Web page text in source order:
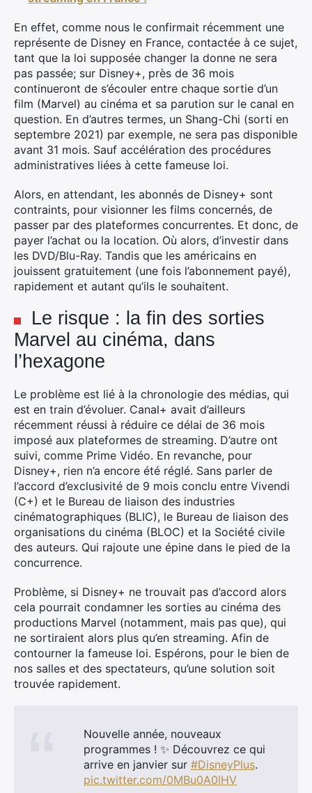
En effet, comme nous le confirmait récemment une
représente de Disney en France, contactée à ce sujet,
tant que la loi supposée changer la donne ne sera
pas passée; sur Disney+, près de 36 mois
continueront de s’écouler entre chaque sortie d’un
film (Marvel) au cinéma et sa parution sur le canal en
question. En d’autres termes, un Shang-Chi (sorti en
septembre 2021) par exemple, ne sera pas disponible
avant 31 mois. Sauf accélération des procédures
administratives liées à cette fameuse loi.
Alors, en attendant, les abonnés de Disney+ sont
contraints, pour visionner les films concernés, de
passer par des plateformes concurrentes. Et donc, de
payer l’achat ou la location. Où alors, d’investir dans
les DVD/Blu-Ray. Tandis que les américains en
jouissent gratuitement (une fois l’abonnement payé),
rapidement et autant qu’ils le souhaitent.
Le risque : la fin des sorties
Marvel au cinéma, dans
l’hexagone
Le problème est lié à la chronologie des médias, qui
est en train d’évoluer. Canal+ avait d’ailleurs
récemment réussi à réduire ce délai de 36 mois
imposé aux plateformes de streaming. D’autre ont
suivi, comme Prime Vidéo. En revanche, pour
Disney+, rien n’a encore été réglé. Sans parler de
l’accord d’exclusivité de 9 mois conclu entre Vivendi
(C+) et le Bureau de liaison des industries
cinématographiques (BLIC), le Bureau de liaison des
organisations du cinéma (BLOC) et la Société civile
des auteurs. Qui rajoute une épine dans le pied de la
concurrence.
Problème, si Disney+ ne trouvait pas d’accord alors
cela pourrait condamner les sorties au cinéma des
productions Marvel (notamment, mais pas que), qui
ne sortiraient alors plus qu’en streaming. Afin de
contourner la fameuse loi. Espérons, pour le bien de
nos salles et des spectateurs, qu’une solution soit
trouvée rapidement.
Nouvelle année, nouveaux
programmes ! ✨ Découvrez ce qui
arrive en janvier sur #DisneyPlus.
pic.twitter.com/0MBu0A0lHV